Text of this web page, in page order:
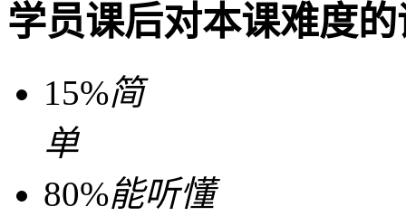
学员课后对本课难度
15%简
单
80%能听懂